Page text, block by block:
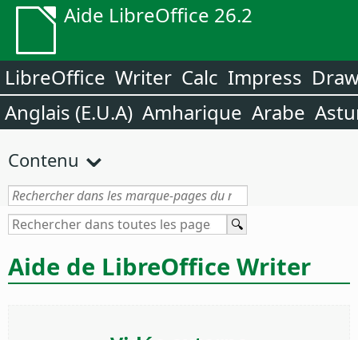
Aide LibreOffice 26.2
LibreOffice Writer Calc Impress
Anglais (E.U.A) Amharique Arabe
Contenu
Aide de LibreOffice Writer